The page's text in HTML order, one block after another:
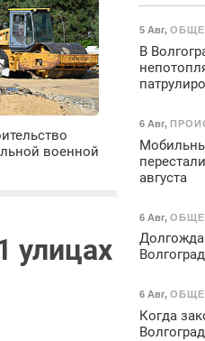
военной
улицах
5 Авг,
В
6 Авг,
августа
6 Авг,
Волгоград
6 Авг,
Когда